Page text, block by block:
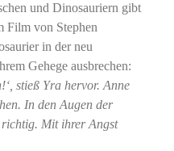
und Dinosauriern gibt
Film von Stephen
in der neu
Gehege ausbrechen:
stieß Yra hervor. Anne
In den Augen der
Mit ihrer Angst